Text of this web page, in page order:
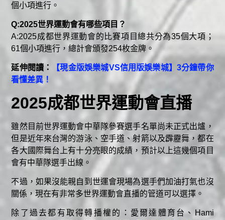
個小項進行。
Q:2025世界運動會有哪些項目？
A:2025成都世界運動會的比賽項目總共分為35個大項；
61個小項進行，總計會頒發254枚金牌。
延伸閱讀：
【現金版娛樂城VS信用版娛樂城】3分鐘帶你
看懂差異！
2025成都世界運動會直播
雖然目前世界運動會中華隊參賽選手名單尚未正式出爐，
但是近年來台灣的游泳、空手道、射箭以及霹靂舞，都在
各大國際舞台上有十分亮眼的成績，預計以上這幾個項目
會有中華隊選手出線。
不過，如果沒能親自到世運會現場為選手們加油打氣也沒
關係，現在有非常多世界運動會直播的管道可以選擇。
除了過去都有取得轉播權的：愛爾達體育台、Hami